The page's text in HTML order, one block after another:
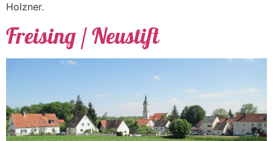
Holzner.
Freising / Neustift